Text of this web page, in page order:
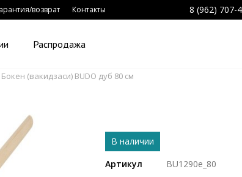
возврат Контакты 8 (962) 707-
Распродажа
Бокен (вакидзаси) BUDO дуб 80 см
В наличии
Артикул
BU1290e_80